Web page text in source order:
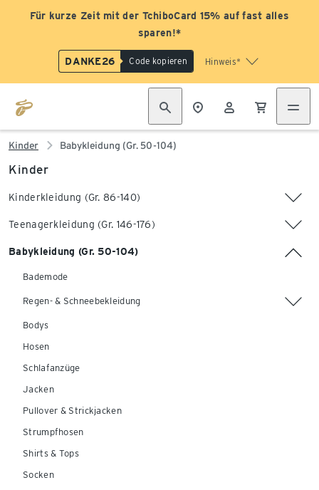
Für kurze Zeit mit der TchiboCard 15% auf fast alles
sparen!*
DANKE26 Code kopieren Hinweis*
Kinder Babykleidung (Gr. 50-104)
Kinder
Kinderkleidung (Gr. 86-140)
Teenagerkleidung (Gr. 146-176)
Babykleidung (Gr. 50-104)
Bademode
Regen- & Schneebekleidung
Bodys
Hosen
Schlafanzüge
Jacken
Pullover & Strickjacken
Strumpfhosen
Shirts & Tops
Socken